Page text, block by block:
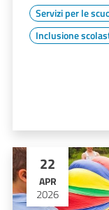
Servizi per le
Inclusione
22
APR
2026